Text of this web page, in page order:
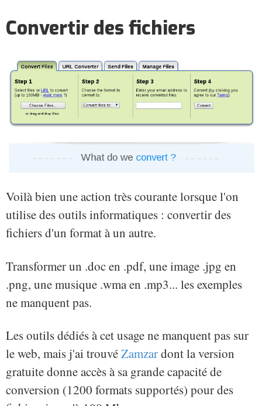
Convertir des fichiers
Voilà bien une action très courante lorsque l'on
utilise des outils informatiques : convertir des
fichiers d'un format à un autre.
Transformer un .doc en .pdf, une image .jpg en
.png, une musique .wma en .mp3... les exemples
ne manquent pas.
Les outils dédiés à cet usage ne manquent pas sur
le web, mais j'ai trouvéZamzardont la version
gratuite donne accès à sa grande capacité de
conversion (1200 formats supportés) pour des